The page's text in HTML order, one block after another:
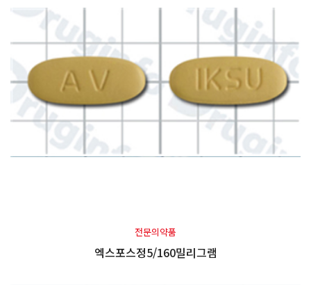
전문의약품
엑스포스정5/160밀리그램